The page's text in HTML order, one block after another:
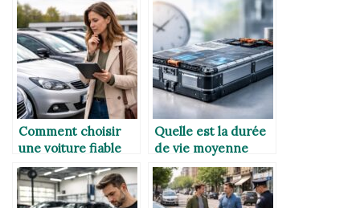
Comment choisir
une voiture fiable
quand on a un
budget de 8000
euros ?
Quelle est la durée
de vie moyenne
d’une batterie de
voiture électrique ?